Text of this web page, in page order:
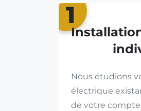
1
Nous étudions
électrique
de votre